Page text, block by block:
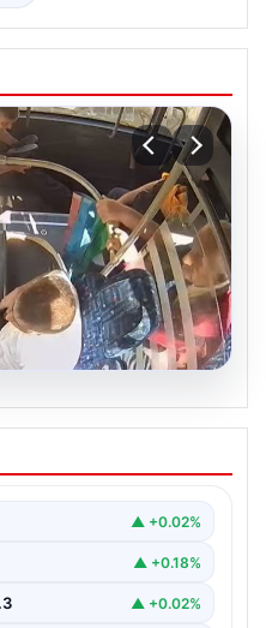
Yolcu Şoförün
rahatsızlanan 76
▲ +0.02%
▲ +0.18%
▲ +0.02%